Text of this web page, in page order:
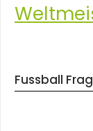
Fussball